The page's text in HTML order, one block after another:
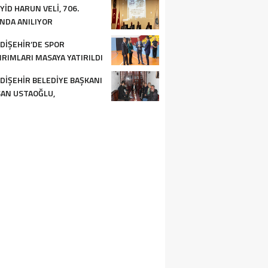
HARUN VELI, 706.
ANILIYOR
SPOR
MASAYA YATIRILDI
BELEDIYE BAŞKANI
USTAOĞLU,